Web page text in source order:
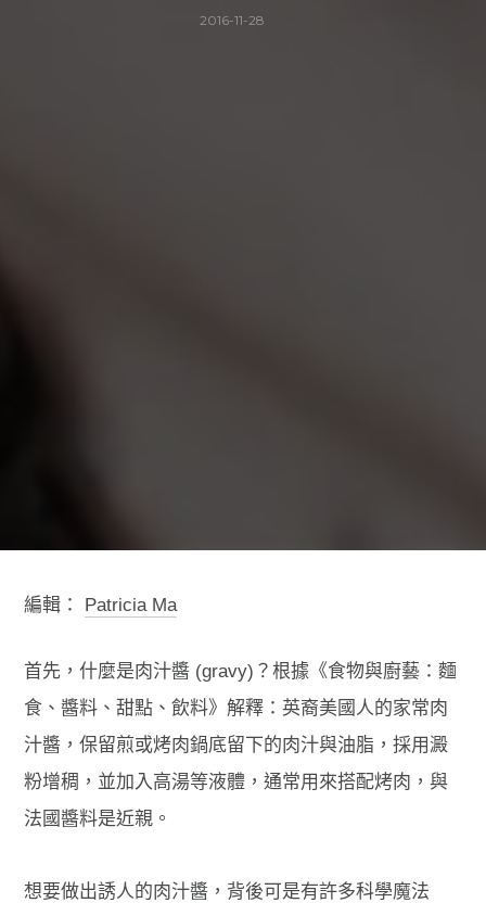
2016-11-28
編輯： Patricia Ma
首先，什麼是肉汁醬 (gravy)？根據《食物與廚藝：麵
食、醬料、甜點、飲料》解釋：英裔美國人的家常肉
汁醬，保留煎或烤肉鍋底留下的肉汁與油脂，採用澱
粉增稠，並加入高湯等液體，通常用來搭配烤肉，與
法國醬料是近親。
想要做出誘人的肉汁醬，背後可是有許多科學魔法